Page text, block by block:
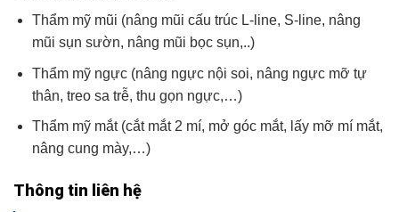
Thẩm mỹ mũi (nâng mũi cấu trúc L-line, S-line, nâng
mũi sụn sườn, nâng mũi bọc sụn,..)
Thẩm mỹ ngực (nâng ngực nội soi, nâng ngực mỡ tự
thân, treo sa trễ, thu gọn ngực,…)
Thẩm mỹ mắt (cắt mắt 2 mí, mở góc mắt, lấy mỡ mí mắt,
nâng cung mày,…)
Thông tin liên hệ